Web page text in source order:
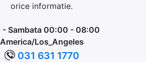
orice informatie.
- Sambata 00:00 - 08:00
America/Los_Angeles
031 631 1770